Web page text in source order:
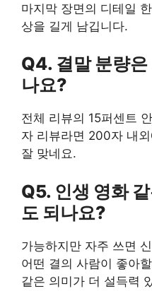
마지막 장면의 디테일
상을 길게 남깁니다.
Q4. 결말 분량
나요?
전체 리뷰의 15퍼센트
자 리뷰라면 200자 내
잘 맞네요.
Q5. 인생 영화
도 되나요?
가능하지만 자주 쓰면
어떤 결의 사람이 좋아
같은 의미가 더 설득력